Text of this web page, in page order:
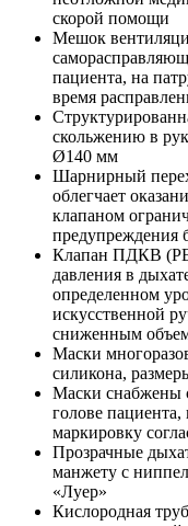
скорой помощи
Мешок
пациента, на
время
скольжению в
Ø140 мм
Шарнирный
облегчает
клапаном
предупреждения
Клапан ПДКВ
давления в
определенном
искусственной
сниженным
Маски
силикона,
Маски снабжены
голове
маркировку
Прозрачные
манжету с
«Луер»
Кислородная